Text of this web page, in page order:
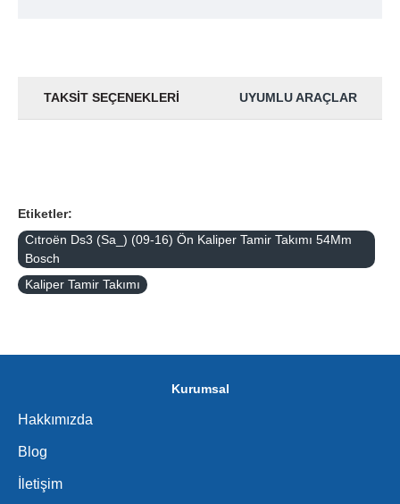
TAKSIT SEÇENEKLERI UYUMLU ARAÇLAR
Etiketler:
Cıtroën Ds3 (Sa_) (09-16) Ön Kaliper Tamir Takımı 54Mm
Bosch
Kaliper Tamir Takımı
Kurumsal
Hakkımızda
Blog
İletişim